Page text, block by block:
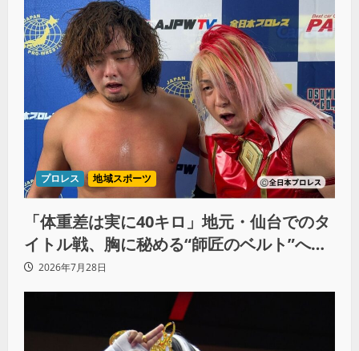
プロレス 地域スポーツ
「体重差は実に40キロ」地元・仙台でのタ
イトル戦、胸に秘める“師匠のベルト”への
想いと同期決戦への決意
2026年7月28日